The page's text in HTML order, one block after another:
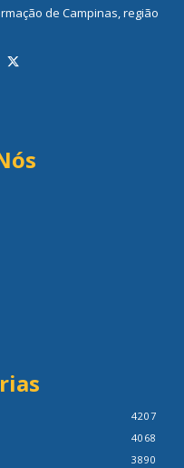
de Campinas, região
4207
4068
3890